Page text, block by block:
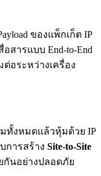
ของแพ็กเก็ต IP
สารแบบ End-to-End
อระหว่างเครื่อง
มทั้งหมดแล้วหุ้มด้วย IP
การสร้าง Site-to-Site
กันอย่างปลอดภัย